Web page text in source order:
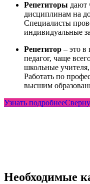
Репетиторы дают
дисциплинам на
Специалисты
индивидуальные
Репетитор – это в
педагог, чаще
школьные
Работать по
высшим
Узнать подробнее
Необходимые